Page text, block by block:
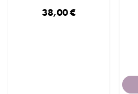
38,00 €